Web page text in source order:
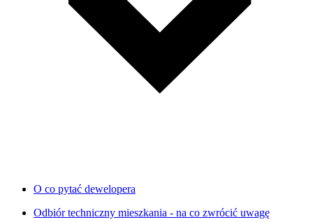
O co pytać dewelopera
Odbiór techniczny mieszkania - na co zwrócić uwagę